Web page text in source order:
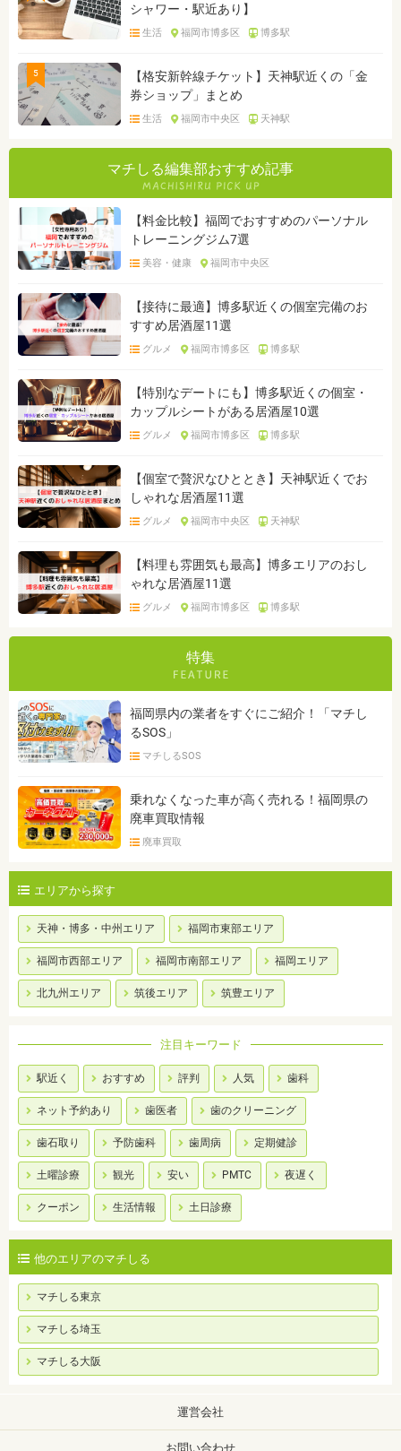
シャワー・駅近あり】
生活 福岡市博多区 博多駅
5
【格安新幹線チケット】天神駅近くの「金
券ショップ」まとめ
生活 福岡市中央区 天神駅
マチしる編集部おすすめ記事
【料金比較】福岡でおすすめのパーソナル
トレーニングジム7選
美容・健康 福岡市中央区
【接待に最適】博多駅近くの個室完備のお
すすめ居酒屋11選
グルメ 福岡市博多区 博多駅
【特別なデートにも】博多駅近くの個室・
カップルシートがある居酒屋10選
グルメ 福岡市博多区 博多駅
【個室で贅沢なひととき】天神駅近くでお
しゃれな居酒屋11選
グルメ 福岡市中央区 天神駅
【料理も雰囲気も最高】博多エリアのおし
ゃれな居酒屋11選
グルメ 福岡市博多区 博多駅
特集
福岡県内の業者をすぐにご紹介！「マチし
るSOS」
マチしるSOS
乗れなくなった車が高く売れる！福岡県の
廃車買取情報
廃車買取
エリアから探す
天神・博多・中州エリア 福岡市東部エリア
福岡市西部エリア 福岡市南部エリア 福岡エリア
北九州エリア 筑後エリア 筑豊エリア
注目キーワード
駅近く おすすめ 評判 人気 歯科
ネット予約あり 歯医者 歯のクリーニング
歯石取り 予防歯科 歯周病 定期健診
土曜診療 観光 安い PMTC 夜遅く
クーポン 生活情報 土日診療
他のエリアのマチしる
マチしる東京
マチしる埼玉
マチしる大阪
運営会社
お問い合わせ